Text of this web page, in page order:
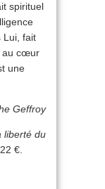
spirituel
Lui, fait
au cœur
une
Geffroy
liberté du
€.